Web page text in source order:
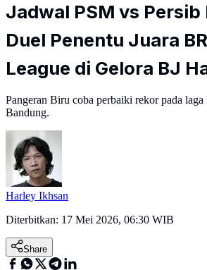
Jadwal PSM vs Persib
Duel Penentu Juara
League di Gelora BJ
Pangeran Biru coba perbaiki rekor pada laga
Bandung.
Harley Ikhsan
Diterbitkan: 17 Mei 2026, 06:30 WIB
Share